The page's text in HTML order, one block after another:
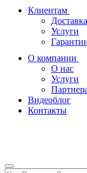
Клиентам
Услуги
О компании
О нас
Услуги
Видеоблог
Контакты